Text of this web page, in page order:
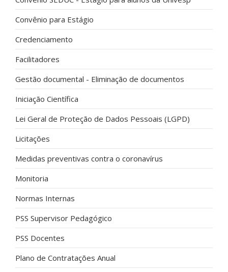
Convênio para Estágio
Credenciamento
Facilitadores
Gestão documental - Eliminação de documentos
Iniciação Científica
Lei Geral de Proteção de Dados Pessoais (LGPD)
Licitações
Medidas preventivas contra o coronavírus
Monitoria
Normas Internas
PSS Supervisor Pedagógico
PSS Docentes
Plano de Contratações Anual